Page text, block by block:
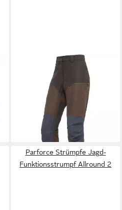
Outdoorhose Damen
Jagdhose Huntex Signature
129,99 €
lieferbar - in 2-3 Werktagen bei dir
Parforce Strümpfe Jagd-
Funktionsstrumpf Allround 2